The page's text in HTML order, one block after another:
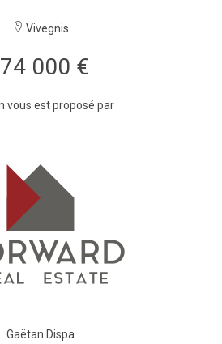
Vivegnis
000 €
vous est proposé par
Gaëtan Dispa